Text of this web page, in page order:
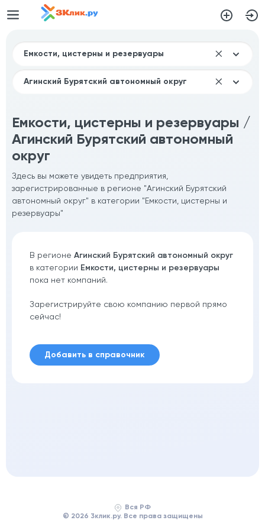
Емкости, цистерны и резервуары /
Агинский Бурятский автономный
округ
Здесь вы можете увидеть предприятия,
зарегистрированные в регионе "Агинский Бурятский
автономный округ" в категории "Емкости, цистерны и
резервуары"
В регионе Агинский Бурятский автономный округ
в категории Емкости, цистерны и резервуары
пока нет компаний.
Зарегистрируйте свою компанию первой прямо
сейчас!
Добавить в справочник
Вся РФ
© 2026 3клик.ру. Все права защищены